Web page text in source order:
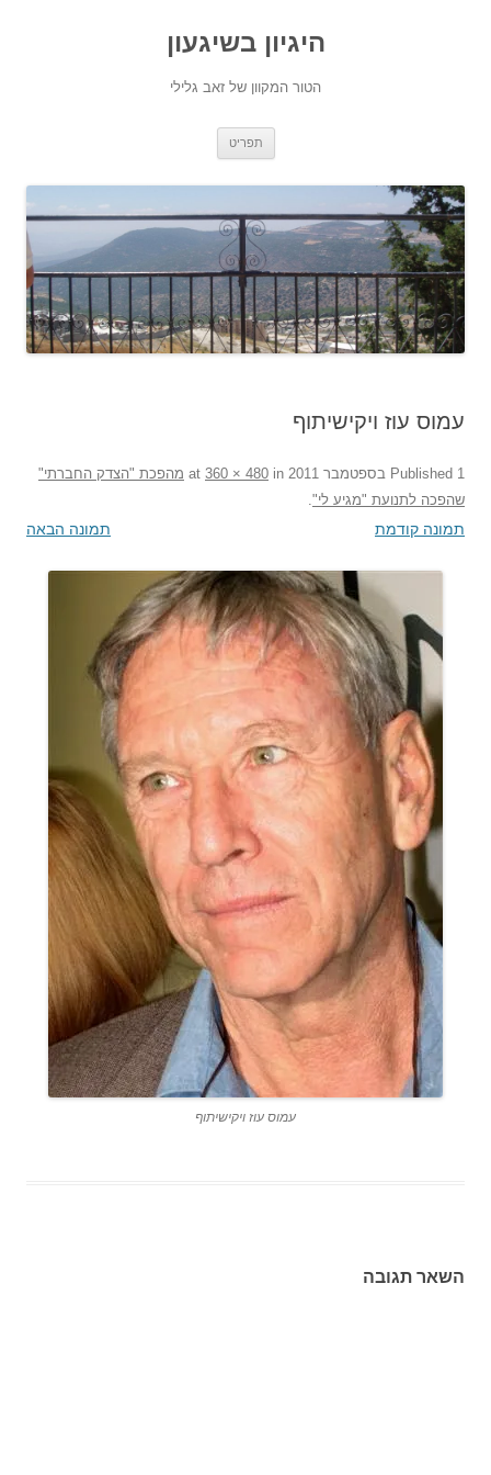
היגיון בשיגעון
הטור המקוון של זאב גלילי
תפריט
עמוס עוז ויקישיתוף
Published 1 בספטמבר 2011 360 × 480 in
מהפכת "הצדק החברתי"
שהפכה לתנועת "מגיע לי"
תמונה קודמת תמונה הבאה
עמוס עוז ויקישיתוף
השאר תגובה